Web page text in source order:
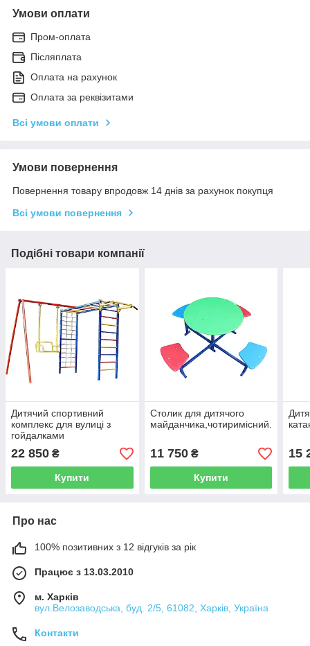
Умови оплати
Пром-оплата
Післяплата
Оплата на рахунок
Оплата за реквізитами
Всі умови оплати
Умови повернення
Повернення товару впродовж 14 днів за рахунок покупця
Всі умови повернення
Подібні товари компанії
Дитячий спортивний
комплекс для вулиці з
гойдалками
22 850 ₴
Купити
Столик для дитячого
майданчика,чотиримісний.
11 750₴
Купити
15
Про нас
100% позитивних з 12 відгуків за рік
Працює з 13.03.2010
м. Харків
вул.Велозаводська, буд. 2/5, 61082, Харків, Україна
Контакти